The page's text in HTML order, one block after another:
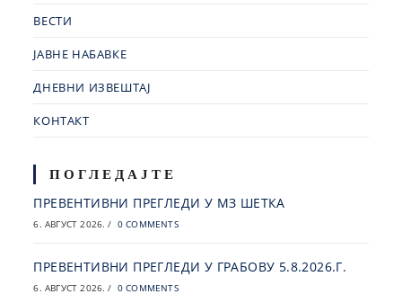
ВЕСТИ
ЈАВНЕ НАБАВКЕ
ДНЕВНИ ИЗВЕШТАЈ
КОНТАКТ
ПОГЛЕДАЈТЕ
ПРЕВЕНТИВНИ ПРЕГЛЕДИ У МЗ ШЕТКА
6. АВГУСТ 2026. / 0 COMMENTS
ПРЕВЕНТИВНИ ПРЕГЛЕДИ У ГРАБОВУ 5.8.2026.Г.
6. АВГУСТ 2026. / 0 COMMENTS